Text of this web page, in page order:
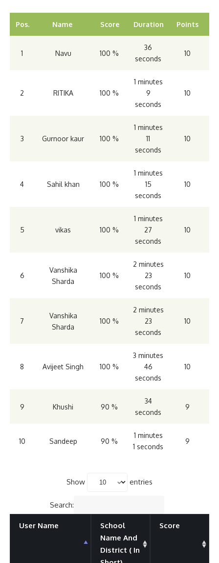
Pos. Name Score Duration Points
1 Navu 100 %
36
seconds
10
2 RITIKA 100 %
1 minutes
9
seconds
10
3 Gurnoor kaur 100 %
1 minutes
11
seconds
10
4 Sahil khan 100 %
1 minutes
15
seconds
10
5 vikas 100 %
1 minutes
27
seconds
10
6
Vanshika
Sharda
100 %
2 minutes
23
seconds
10
7
Vanshika
Sharda
100 %
2 minutes
23
seconds
10
8 Avijeet Singh 100 %
3 minutes
46
seconds
10
9 Khushi 90 %
34
seconds
9
10 Sandeep 90 %
1 minutes
1 seconds
9
Show entries
Search:
User Name
School
Name And
District ( In
Score